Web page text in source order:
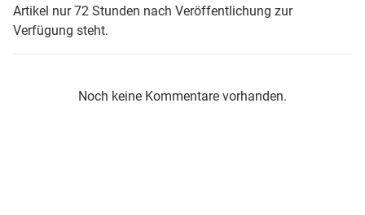
Artikel nur 72 Stunden nach Veröffentlichung zur
Verfügung steht.
Noch keine Kommentare vorhanden.